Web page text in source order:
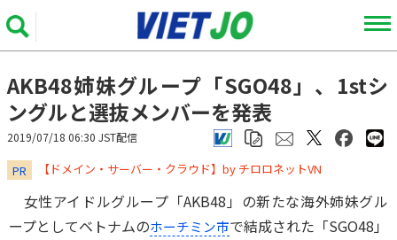
AKB48姉妹グループ「SGO48」、1stシ
ングルと選抜メンバーを発表
2019/07/18 06:30 JST配信
PR ​​​​​​​【ドメイン・サーバー・クラウド】by チロロネットVN
女性アイドルグループ「AKB48」の新たな海外姉妹グル
ープとしてベトナムのホーチミン市で結成された「SGO48」